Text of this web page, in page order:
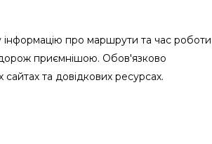
про маршрути та час роботи
приємнішою. Обов'язково
та довідкових ресурсах.